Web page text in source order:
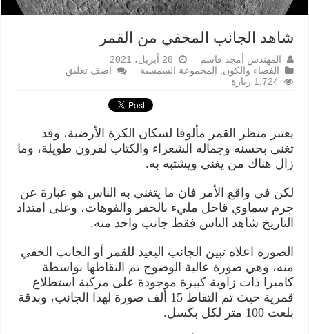
شاهد الجانب المخفي من القمر
المهندس أمجد قاسم
28 أبريل، 2021
الفضاء والكون, المجموعة الشمسية
اضف تعليق
1,724 زيارة
يعتبر منظر القمر مألوفا لسكان الكرة الأرضية، وقد
تغنى بحسنه وجماله الشعراء والكتاب لقرون طويلة، وما
زال هناك من يغني ويشتبه به.
لكن في واقع الأمر فان ما يتغنى به الناس هو عبارة عن
جرم سماوي قاحل مليء بالحفر والفوهات، وعلى امتداد
التاريخ شاهد الناس فقط جانب واحد منه.
الصورة اعلاه تبين الجانب البعيد للقمر أو الجانب الخفي
منه، وهي صورة عالية الوضوح تم التقاطها بواسطة
كاميرا ذات زاوية كبيرة موجودة على مركبة استطلاع
قمرية حيث تم التقاط 15 ألف صورة لهذا الجانب، وبدقة
بلغت 100 متر لكل بكسل.